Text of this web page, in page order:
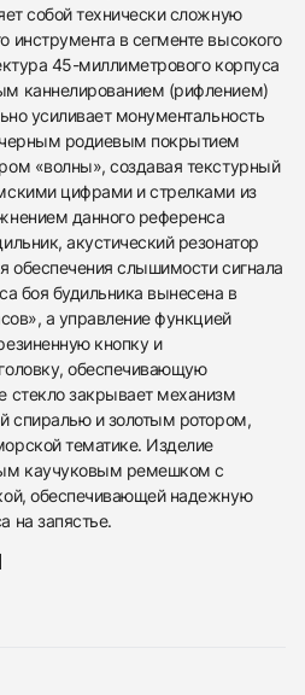
собой технически сложную
инструмента в сегменте высокого
45-миллиметрового корпуса
каннелированием (рифлением)
усиливает монументальность
родиевым покрытием
«волны», создавая текстурный
цифрами и стрелками из
данного референса
акустический резонатор
обеспечения слышимости сигнала
боя будильника вынесена в
а управление функцией
кнопку и
обеспечивающую
стекло закрывает механизм
спиралью и золотым ротором,
тематике. Изделие
каучуковым ремешком с
обеспечивающей надежную
на запястье.